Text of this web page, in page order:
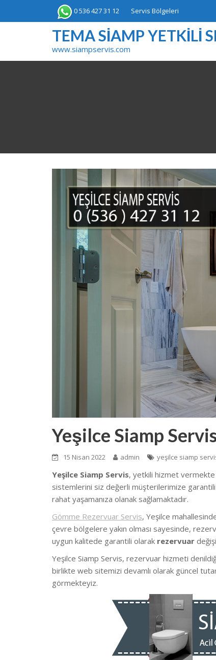
0 536 427 31 12 Servis Bölgeleri
TEMA SIAMP YETKILI
www.siampservis.com
Yeşilce Siamp
15 Nisan 2022 admin yeşilce siamp
Yeşilce Siamp Servis, yetkili hizmet vermekte
sistemlerini siz değerli müşterilerimize
rahat yaşamanıza olanak sağlamaktadır.
Gömme Rezervuar Servis, Yeşilce
çevre bölgelere yakın olması sayesinde,
uygun kalitede garantili olarak rezervuar
Yeşilce Siamp Servis, rezervuar hizmeti
birlikte web sitemizi devamlı olarak güncel
görmekteyiz.